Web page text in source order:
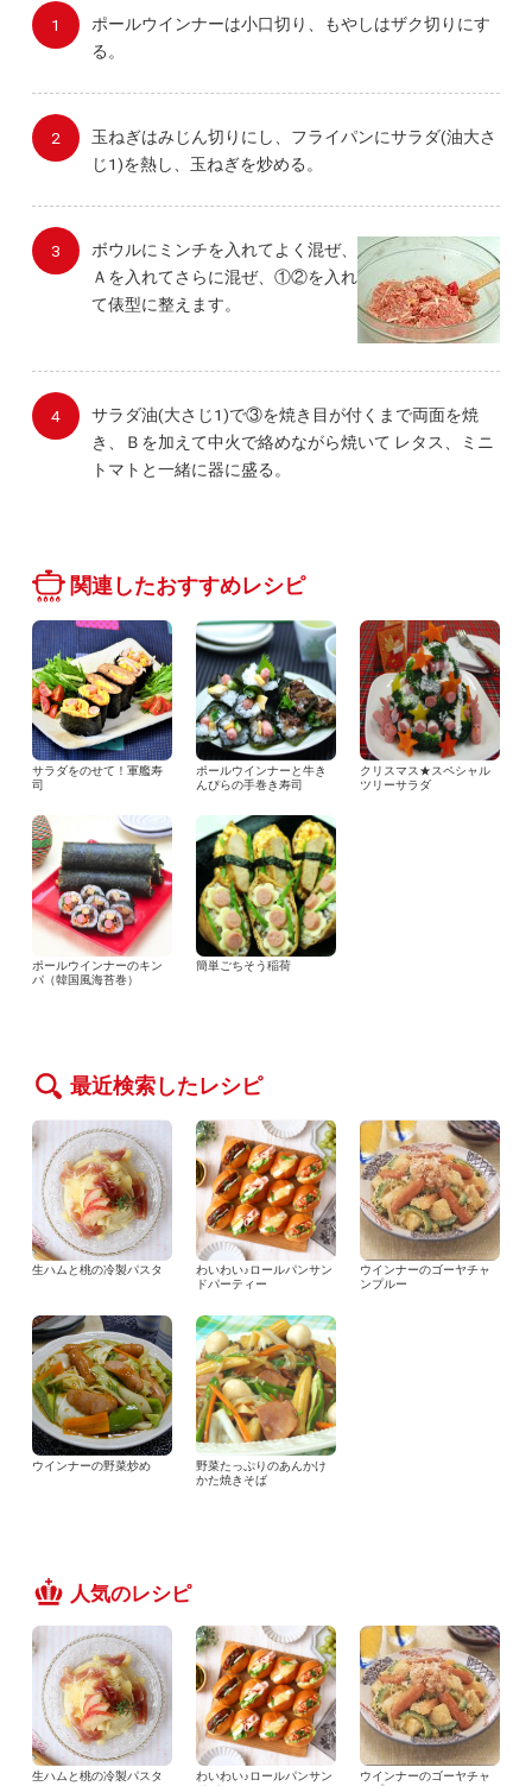
ポールウインナーは小口切り、もやしはザク切りにす
る。
玉ねぎはみじん切りにし、フライパンにサラダ(油大さ
じ1)を熱し、玉ねぎを炒める。
ボウルにミンチを入れてよく混ぜ、
Ａを入れてさらに混ぜ、①②を入れ
て俵型に整えます。
サラダ油(大さじ1)で③を焼き目が付くまで両面を焼
き、Ｂを加えて中火で絡めながら焼いて レタス、ミニ
トマトと一緒に器に盛る。
関連したおすすめレシピ
サラダをのせて！軍艦寿
司
ポールウインナーと牛き
んぴらの手巻き寿司
クリスマス★スペシャル
ツリーサラダ
ポールウインナーのキン
パ（韓国風海苔巻）
簡単ごちそう稲荷
最近検索したレシピ
生ハムと桃の冷製パスタ
わいわい♪ロールパンサン
ドパーティー
ウインナーのゴーヤチャ
ンプルー
ウインナーの野菜炒め
野菜たっぷりのあんかけ
かた焼きそば
人気のレシピ
生ハムと桃の冷製パスタ
わいわい♪ロールパンサン
ウインナーのゴーヤチャ